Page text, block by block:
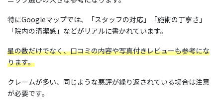
特にGoogleマップでは、「スタッフの対応」「施術の丁寧さ」
「院内の清潔感」などがリアルに書かれています。
星の数だけでなく、口コミの内容や写真付きレビューも参考にな
ります。
クレームが多い、同じような悪評が繰り返されている場合は注意
が必要です。